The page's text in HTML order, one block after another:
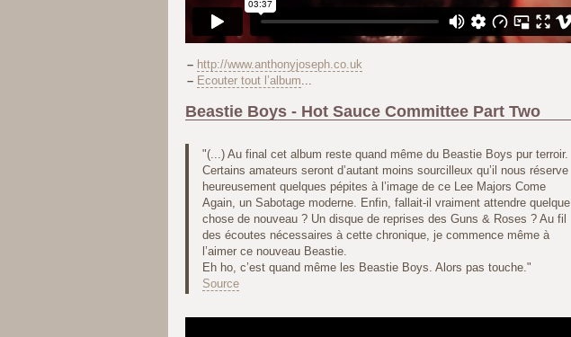
– http://www.anthonyjoseph.co.uk
– Ecouter tout l’album...
Beastie Boys - Hot Sauce Committee Part Two
"(...) Au final cet album reste quand même du Beastie Boys pur terroir.
Certains amateurs seront d’autant moins sourcilleux qu’il nous réserve
heureusement quelques pépites à l’image de ce Lee Majors Come
Again, un Sabotage moderne. Enfin, fallait-il vraiment attendre quelque
chose de nouveau ? Un disque de reprises des Guns & Roses ? Au fil
des écoutes nécessaires à cette chronique, je commence même à
l’aimer ce nouveau Beastie.
Eh ho, c’est quand même les Beastie Boys. Alors pas touche."
Source